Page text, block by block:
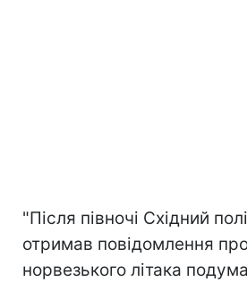
"Після півночі Східний
отримав повідомлення
норвезького літака